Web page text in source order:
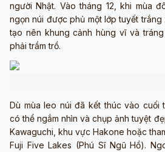
người Nhật. Vào tháng 12, khi mùa
ngọn núi được phủ một lớp tuyết trắng
tạo nên khung cảnh hùng vĩ và
phải trầm trồ.
Dù mùa leo núi đã kết thúc vào cuối
có thể ngắm nhìn và chụp ảnh tuyệt
Kawaguchi, khu vực Hakone hoặc
Fuji Five Lakes (Phú Sĩ Ngũ Hồ).